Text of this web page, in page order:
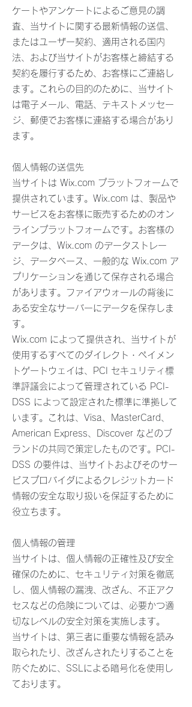
ケートやアンケートによるご意見の調
査、当サイトに関する最新情報の送信、
またはユーザー契約、適用される国内
法、および当サイトがお客様と締結する
契約を履行するため、お客様にご連絡し
ます。これらの目的のために、当サイト
は電子メール、電話、テキストメッセー
ジ、郵便でお客様に連絡する場合があり
ます。
個人情報の送信先
当サイトは Wix.com プラットフォームで
提供されています。Wix.com は、製品や
サービスをお客様に販売するためのオン
ラインプラットフォームです。お客様の
データは、Wix.com のデータストレー
ジ、データベース、一般的な Wix.com ア
プリケーションを通じて保存される場合
があります。ファイアウォールの背後に
ある安全なサーバーにデータを保存しま
す。
Wix.com によって提供され、当サイトが
使用するすべてのダイレクト・ペイメン
トゲートウェイは、PCI セキュリティ標
準評議会によって管理されている PCI-
DSS によって設定された標準に準拠して
います。これは、Visa、MasterCard、
American Express、Discover などのブ
ランドの共同で策定したものです。PCI-
DSS の要件は、当サイトおよびそのサー
ビスプロバイダによるクレジットカード
情報の安全な取り扱いを保証するために
役立ちます。
個人情報の管理
当サイトは、個人情報の正確性及び安全
確保のために、セキュリティ対策を徹底
し、個人情報の漏洩、改ざん、不正アク
セスなどの危険については、必要かつ適
切なレベルの安全対策を実施します。
当サイトは、第三者に重要な情報を読み
取られたり、改ざんされたりすることを
防ぐために、SSLによる暗号化を使用し
ております。